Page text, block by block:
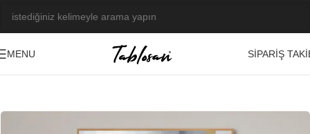
MENU
SIPARIŞ